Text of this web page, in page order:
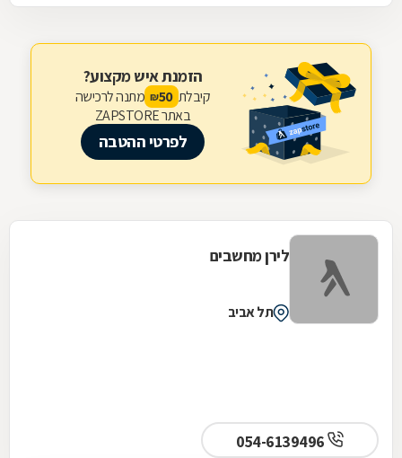
הזמנת איש מקצוע?
קיבלת 50
₪ מתנה לרכישה
באתר ZAPSTORE
לפרטי ההטבה
לירן מחשבים
תל אביב